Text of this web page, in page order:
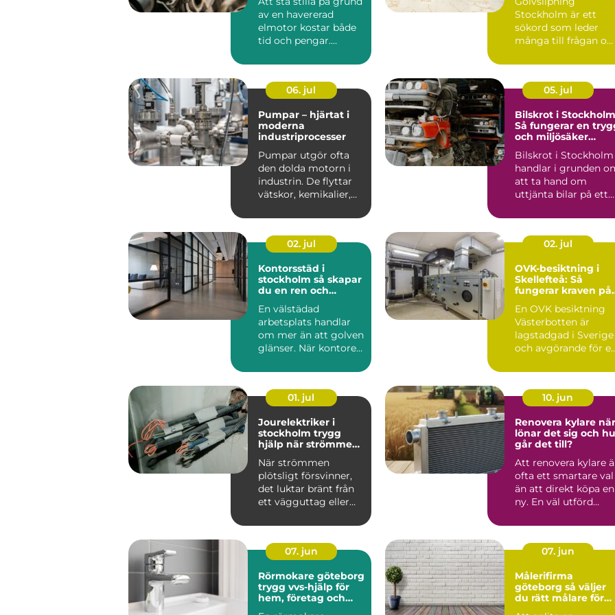
av en havererad
elmotor kostar både
tid och pengar.
trasig...
Stockholm är ett
sökord som leder
många till frågan om
nytt liv utan...
06. jul
Pumpar – hjärtat i
moderna
industriprocesser
Pumpar utgör ofta
den dolda motorn i
industrin. De flyttar
vätskor, kemikalier,
05. jul
Bilskrot i
Så fungerar en
och miljösäker
Bilskrot i Stockholm
handlar i grunden
att ta hand om
uttjänta bilar på ett
02. jul
Kontorsstäd i
stockholm så skapar
du en ren och
En välstädad
arbetsplats handlar
om mer än att golven
glänser. När kontoret
strukturerat...
02. jul
OVK-besiktning i
Skellefteå: Så
fungerar kraven på
En OVK besiktning
Västerbotten är
lagstadgad i Sverige
och avgörande för
01. jul
Jourelektriker i
stockholm trygg
hjälp när strömmen
När strömmen
plötsligt försvinner,
det luktar bränt från
ett vägguttag eller
om...
10. jun
Renovera kylare när
lönar det sig och
går det till?
Att renovera kylare
ofta ett smartare val
än att direkt köpa en
ny. En väl utförd
07. jun
Rörmokare göteborg
trygg vvs-hjälp för
hem, företag och
07. jun
Målerifirma
göteborg så väljer
du rätt målare för